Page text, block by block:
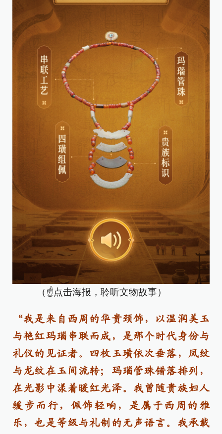
（☝点击海报，聆听文物故事）
“我是来自西周的华贵颈饰，以温润美玉
与艳红玛瑙串联而成，是那个时代身份与
礼仪的见证者。四枚玉璜依次垂落，凤纹
与龙纹在玉间流转；玛瑙管珠错落排列，
在光影中漾着暖红光泽。我曾随贵族妇人
缓步而行，佩饰轻响，是属于西周的雅
乐，也是等级与礼制的无声语言。我承载